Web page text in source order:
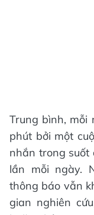
Trung bình, mỗi
phút bởi một
nhắn trong suốt
lần mỗi ngày.
thông báo vẫn
gian nghiên